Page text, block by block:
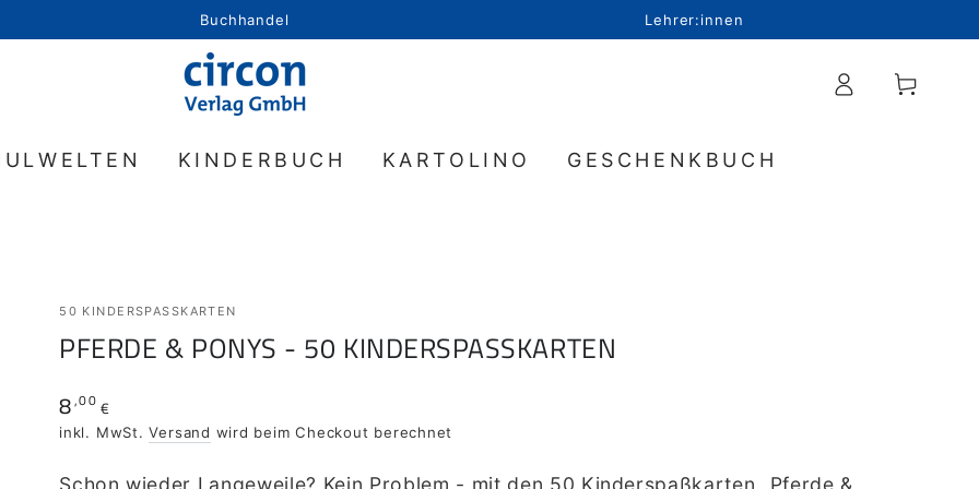
Buchhandel Lehrer:innen
KINDERBUCH KARTOLINO GESCHENKBUCH
EinloggenWarenkorb
50 KINDERSPASSKARTEN
PFERDE & PONYS - 50 KINDERSPASSKARTEN
Regulärer
Preis
8,00 €
inkl. MwSt.Versand wird beim Checkout berechnet
Schon wieder Langeweile? Kein Problem - mit den 50 Kinderspaßkarten „Pferde &